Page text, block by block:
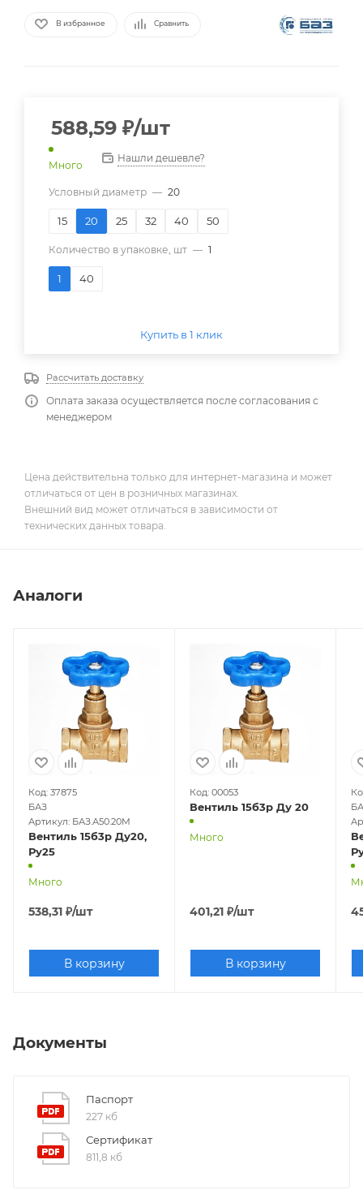
В избранное Сравнить
588,59 ₽/шт
Много
Нашли дешевле?
Условный диаметр — 20
15 20 25 32 40 50
Количество в упаковке, шт — 1
1 40
Купить в 1 клик
Рассчитать доставку
Оплата заказа осуществляется после согласования с
менеджером
Цена действительна только для интернет-магазина и может
отличаться от цен в розничных магазинах.
Внешний вид может отличаться в зависимости от
технических данных товара.
Аналоги
Код: 37875
БАЗ
Артикул: БАЗ.А50.20М
Вентиль 15б3р Ду20,
Ру25
Много
538,31 ₽/шт
В корзину
Код: 00053
Вентиль 15б3р Ду 20
Много
401,21 ₽/шт
В корзину
Документы
Паспорт
227 кб
Сертификат
811,8 кб